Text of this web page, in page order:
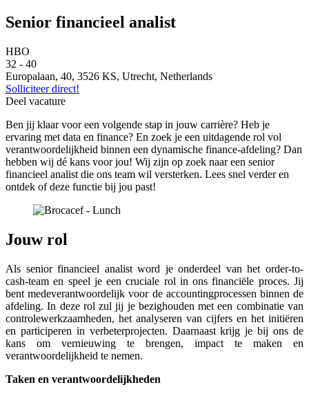
Senior financieel analist
HBO
32 - 40
Europalaan, 40, 3526 KS, Utrecht, Netherlands
Solliciteer direct!
Deel vacature
Ben jij klaar voor een volgende stap in jouw carrière? Heb je
ervaring met data en finance? En zoek je een uitdagende rol vol
verantwoordelijkheid binnen een dynamische finance-afdeling? Dan
hebben wij dé kans voor jou! Wij zijn op zoek naar een senior
financieel analist die ons team wil versterken. Lees snel verder en
ontdek of deze functie bij jou past!
Jouw rol
Als senior financieel analist word je onderdeel van het order-to-
cash-team en speel je een cruciale rol in ons financiële proces. Jij
bent medeverantwoordelijk voor de accountingprocessen binnen de
afdeling. In deze rol zul jij je bezighouden met een combinatie van
controlewerkzaamheden, het analyseren van cijfers en het initiëren
en participeren in verbeterprojecten. Daarnaast krijg je bij ons de
kans om vernieuwing te brengen, impact te maken en
verantwoordelijkheid te nemen.
Taken en verantwoordelijkheden